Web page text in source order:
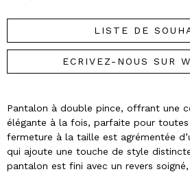
LISTE DE
ECRIVEZ-NOUS SUR
Pantalon à double pince, offrant une
élégante à la fois, parfaite pour toutes
fermeture à la taille est agrémentée
qui ajoute une touche de style
pantalon est fini avec un revers